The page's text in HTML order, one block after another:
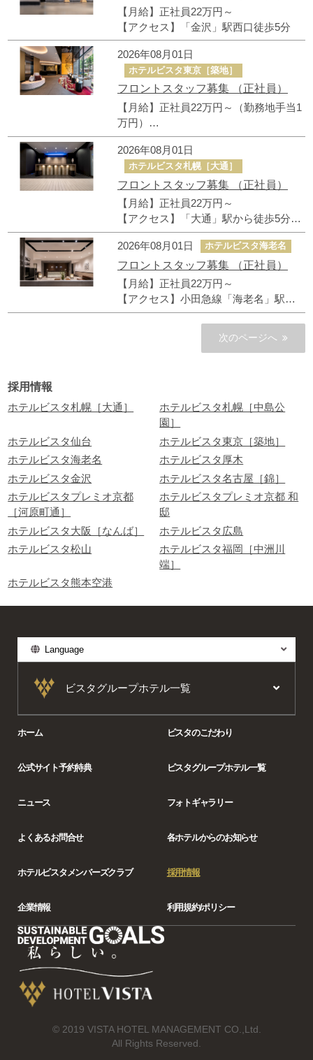
【月給】正社員22万円～
【アクセス】「金沢」駅西口徒歩5分
2026年08月01日
ホテルビスタ東京［築地］
フロントスタッフ募集 （正社員）
【月給】正社員22万円～（勤務地手当1
万円）
【アクセス】「東銀座」駅から徒歩3
分、「築地市場」駅徒歩4分
2026年08月01日
ホテルビスタ札幌［大通］
フロントスタッフ募集 （正社員）
【月給】正社員22万円～
【アクセス】「大通」駅から徒歩5分、
「すすきの」駅徒歩4分
2026年08月01日
ホテルビスタ海老名
フロントスタッフ募集 （正社員）
【月給】正社員22万円～
【アクセス】小田急線「海老名」駅徒
歩3分、相鉄線「海老名」駅徒歩5分
次のページへ
採用情報
ホテルビスタ札幌［大通］
ホテルビスタ札幌［中島公
園］
ホテルビスタ仙台
ホテルビスタ東京［築地］
ホテルビスタ海老名
ホテルビスタ厚木
ホテルビスタ金沢
ホテルビスタ名古屋［錦］
ホテルビスタプレミオ京都
［河原町通］
ホテルビスタプレミオ京都 和
邸
ホテルビスタ大阪［なんば］
ホテルビスタ広島
ホテルビスタ松山
ホテルビスタ福岡［中洲川
端］
ホテルビスタ熊本空港
Language
ビスタグループホテル一覧
ホーム ビスタのこだわり
公式サイト予約特典 ビスタグループホテル一覧
ニュース フォトギャラリー
よくあるお問合せ 各ホテルからのお知らせ
ホテルビスタメンバーズクラブ 採用情報
企業情報 利用規約/ポリシー
© 2019 VISTA HOTEL MANAGEMENT CO.,Ltd.
All Rights Reserved.